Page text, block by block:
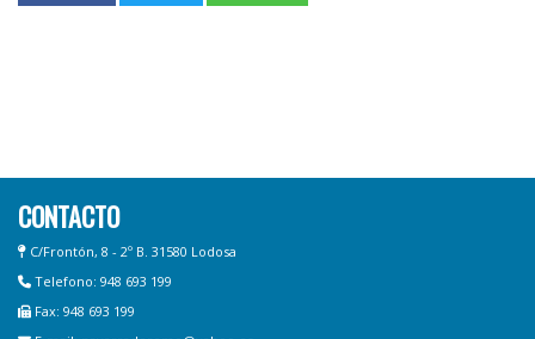
CONTACTO
C/Frontón, 8 - 2º B. 31580 Lodosa
Telefono: 948 693 199
Fax: 948 693 199